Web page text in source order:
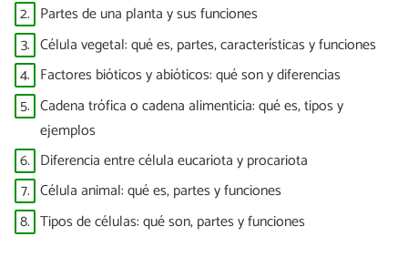
2. Partes de una planta y sus funciones
3. Célula vegetal: qué es, partes, características y funciones
4. Factores bióticos y abióticos: qué son y diferencias
5. Cadena trófica o cadena alimenticia: qué es, tipos y
ejemplos
6. Diferencia entre célula eucariota y procariota
7. Célula animal: qué es, partes y funciones
8. Tipos de células: qué son, partes y funciones